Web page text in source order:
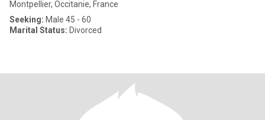
Montpellier, Occitanie, France
Seeking: Male 45 - 60
Marital Status: Divorced